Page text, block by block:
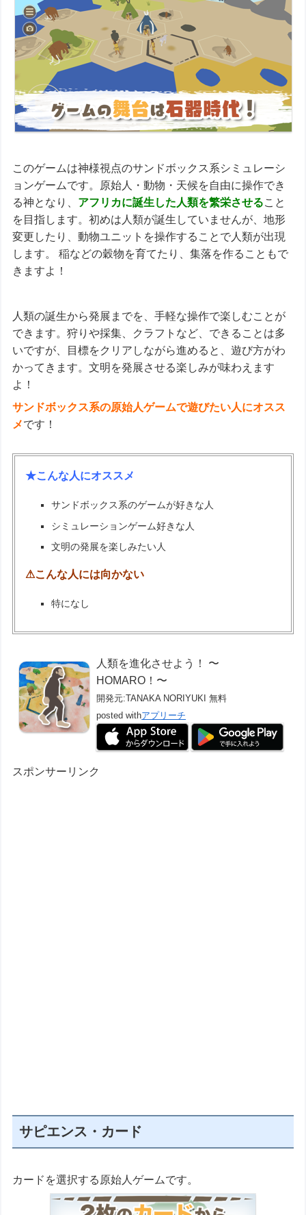
このゲームは神様視点のサンドボックス系シミュレーシ
ョンゲームです。原始人・動物・天候を自由に操作でき
る神となり、 アフリカに誕生した人類を繁栄させること
を目指します。初めは人類が誕生していませんが、地形
変更したり、動物ユニットを操作することで人類が出現
します。 稲などの穀物を育てたり、集落を作ることもで
きますよ！
人類の誕生から発展までを、手軽な操作で楽しむことが
できます。狩りや採集、クラフトなど、できることは多
いですが、目標をクリアしながら進めると、遊び方がわ
かってきます。文明を発展させる楽しみが味わえます
よ！
サンドボックス系の原始人ゲームで遊びたい人にオスス
メです！
★こんな人にオススメ
サンドボックス系のゲームが好きな人
シミュレーションゲーム好きな人
文明の発展を楽しみたい人
⚠こんな人には向かない
特になし
人類を進化させよう！ 〜
HOMARO！〜
開発元:TANAKA NORIYUKI 無料
posted withアプリーチ
スポンサーリンク
サピエンス・カード
カードを選択する原始人ゲームです。